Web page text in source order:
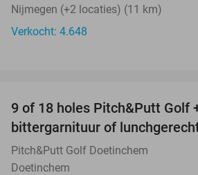
Nijmegen (+2 locaties) (11 km)
Verkocht: 4.648
9 of 18 holes Pitch&Putt Golf
bittergarnituur of
Pitch&Putt Golf Doetinchem
Doetinchem